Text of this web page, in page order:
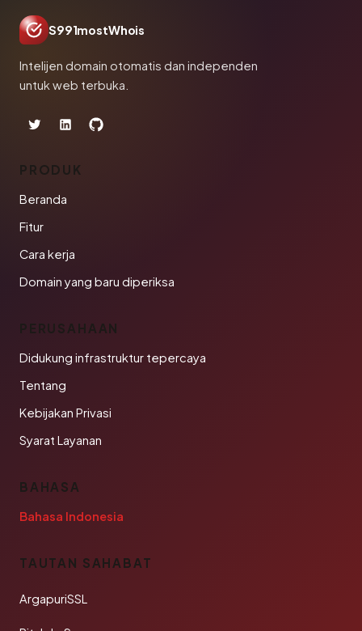
S991mostWhois
Intelijen domain otomatis dan independen
untuk web terbuka.
PRODUK
Beranda
Fitur
Cara kerja
Domain yang baru diperiksa
PERUSAHAAN
Didukung infrastruktur tepercaya
Tentang
Kebijakan Privasi
Syarat Layanan
BAHASA
Bahasa Indonesia
TAUTAN SAHABAT
ArgapuriSSL